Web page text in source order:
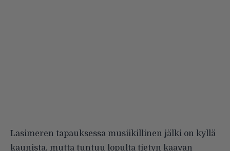
Lasimeren tapauksessa musiikillinen jälki on kyllä
kaunista, mutta tuntuu lopulta tietyn kaavan